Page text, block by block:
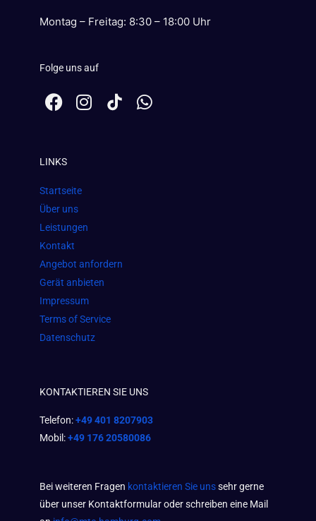
Montag – Freitag: 8:30 – 18:00 Uhr
Folge uns auf
F
a
b
o
o
k
I
n
m
W
h
LINKS
Startseite
Über uns
Leistungen
Kontakt
Angebot anfordern
Gerät anbieten
Impressum
Terms of Service
Datenschutz
KONTAKTIEREN SIE UNS
Telefon:+49 401 8207903
Mobil:+49 176 20580086
Bei weiteren Fragen kontaktieren Sie unssehr gerne
über unser Kontaktformular oder schreiben eine Mail